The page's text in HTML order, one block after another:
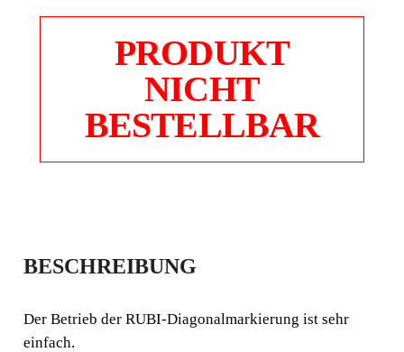
PRODUKT
NICHT
BESTELLBAR
EINSTELLBARER
MINI-
RICHTWINKEL
BESCHREIBUNG
Der Betrieb der RUBI-Diagonalmarkierung ist sehr
einfach.